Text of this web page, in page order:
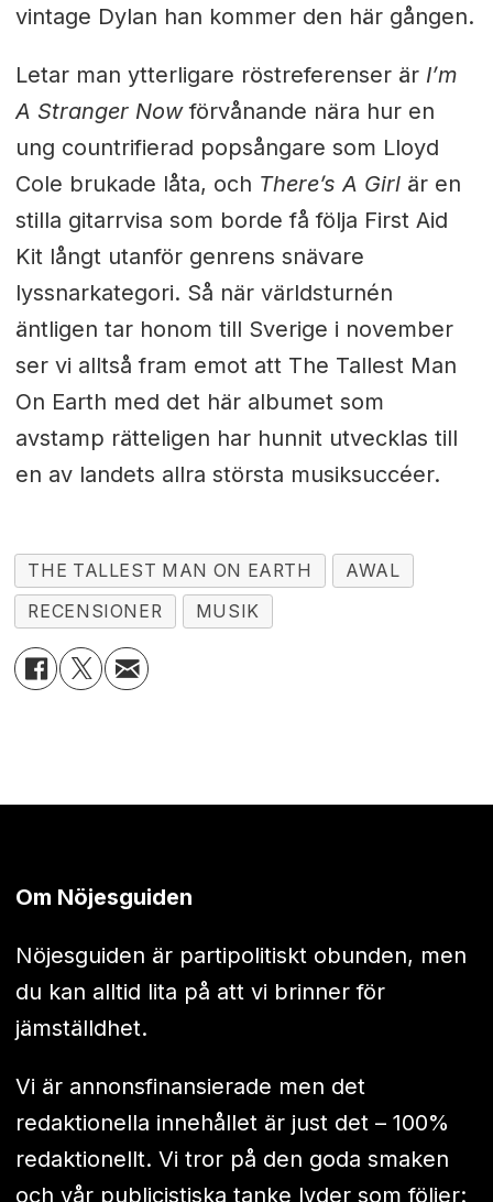
vintage Dylan han kommer den här gången.
Letar man ytterligare röstreferenser är I’m
A Stranger Nowförvånande nära hur en
ung countrifierad popsångare som Lloyd
Cole brukade låta, och There’s A Girlär en
stilla gitarrvisa som borde få följa First Aid
Kit långt utanför genrens snävare
lyssnarkategori. Så när världsturnén
äntligen tar honom till Sverige i november
ser vi alltså fram emot att The Tallest Man
On Earth med det här albumet som
avstamp rätteligen har hunnit utvecklas till
en av landets allra största musiksuccéer.
THE TALLEST MAN ON EARTH
AWAL
RECENSIONER
MUSIK
Om Nöjesguiden
Nöjesguiden är partipolitiskt obunden, men
du kan alltid lita på att vi brinner för
jämställdhet.
Vi är annonsfinansierade men det
redaktionella innehållet är just det – 100%
redaktionellt. Vi tror på den goda smaken
och vår publicistiska tanke lyder som följer: